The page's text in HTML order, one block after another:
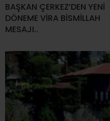
BAŞKAN ÇERKEZ’DEN YENİ
DÖNEME VİRA BİSMİLLAH
MESAJI..